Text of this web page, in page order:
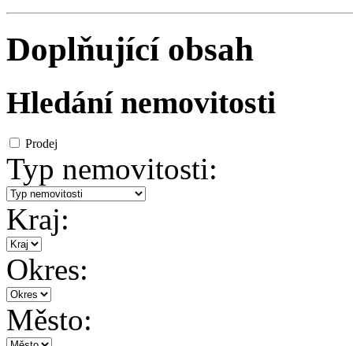
Doplňující obsah
Hledání nemovitosti
Prodej
Typ nemovitosti:
Kraj:
Okres:
Město: